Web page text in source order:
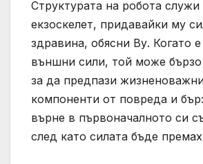
Структурата на робота служи
екзоскелет, придавайки му
здравина, обясни Ву. Когато
външни сили, той може бързо
за да предпази
компоненти от повреда и
върне в първоначалното си
след като силата бъде